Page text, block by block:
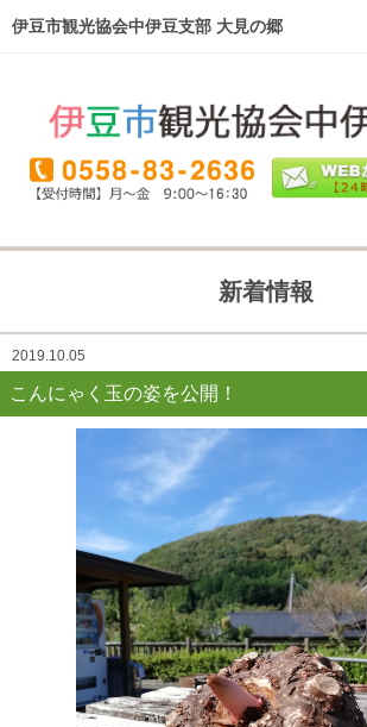
伊豆市観光協会中伊豆支部 大見の郷
ホーム
温泉・宿泊
ガイドツアー
新着情報
2019.10.05
こんにゃく玉の姿を公開！